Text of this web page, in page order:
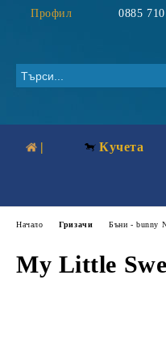
Профил 0885
| Кучета
Начало Гризачи Бъни - bunny
My Little